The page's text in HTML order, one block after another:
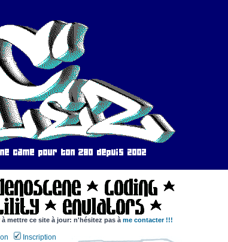
mettre ce site à jour: n'hésitez pas à me contacter !!!
Inscription